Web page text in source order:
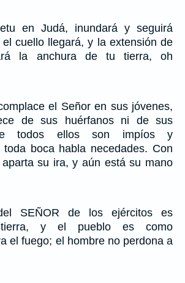
en Judá, inundará y seguirá
cuello llegará, y la extensión de
la anchura de tu tierra, oh
el Señor en sus jóvenes,
de sus huérfanos ni de sus
todos ellos son impíos y
toda boca habla necedades. Con
su ira, y aún está su mano
SEÑOR de los ejércitos es
y el pueblo es como
el fuego; el hombre no perdona a